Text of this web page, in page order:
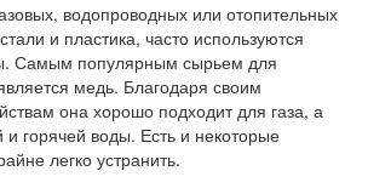
водопроводных или отопительных
и пластика, часто используются
Самым популярным сырьем для
медь. Благодаря своим
она хорошо подходит для газа, а
и горячей воды. Есть и некоторые
легко устранить.